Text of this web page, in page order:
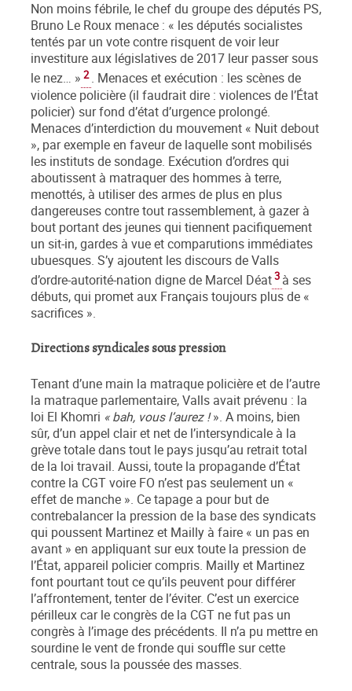
Non moins fébrile, le chef du groupe des députés PS,
Bruno Le Roux menace : « les députés socialistes
tentés par un vote contre risquent de voir leur
investiture aux législatives de 2017 leur passer sous
le nez… » 2 . Menaces et exécution : les scènes de
violence policière (il faudrait dire : violences de l’État
policier) sur fond d’état d’urgence prolongé.
Menaces d’interdiction du mouvement « Nuit debout
», par exemple en faveur de laquelle sont mobilisés
les instituts de sondage. Exécution d’ordres qui
aboutissent à matraquer des hommes à terre,
menottés, à utiliser des armes de plus en plus
dangereuses contre tout rassemblement, à gazer à
bout portant des jeunes qui tiennent pacifiquement
un sit-in, gardes à vue et comparutions immédiates
ubuesques. S’y ajoutent les discours de Valls
d’ordre-autorité-nation digne de Marcel Déat3 à ses
débuts, qui promet aux Français toujours plus de «
sacrifices ».
Directions syndicales sous pression
Tenant d’une main la matraque policière et de l’autre
la matraque parlementaire, Valls avait prévenu : la
loi El Khomri « bah, vous l’aurez !». A moins, bien
sûr, d’un appel clair et net de l’intersyndicale à la
grève totale dans tout le pays jusqu’au retrait total
de la loi travail. Aussi, toute la propagande d’État
contre la CGT voire FO n’est pas seulement un «
effet de manche ». Ce tapage a pour but de
contrebalancer la pression de la base des syndicats
qui poussent Martinez et Mailly à faire « un pas en
avant » en appliquant sur eux toute la pression de
l’État, appareil policier compris. Mailly et Martinez
font pourtant tout ce qu’ils peuvent pour différer
l’affrontement, tenter de l’éviter. C’est un exercice
périlleux car le congrès de la CGT ne fut pas un
congrès à l’image des précédents. Il n’a pu mettre en
sourdine le vent de fronde qui souffle sur cette
centrale, sous la poussée des masses.